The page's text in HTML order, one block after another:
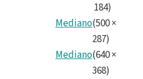
184)
Mediano(500×
287)
Mediano(640×
368)